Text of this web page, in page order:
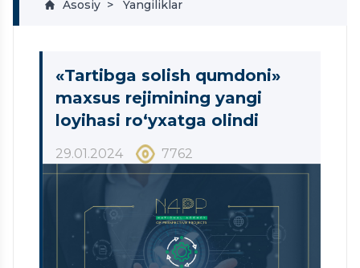
Asosiy Yangiliklar
«Tartibga solish qumdoni»
maxsus rejimining yangi
loyihasi ro‘yxatga olindi
29.01.2024 7762